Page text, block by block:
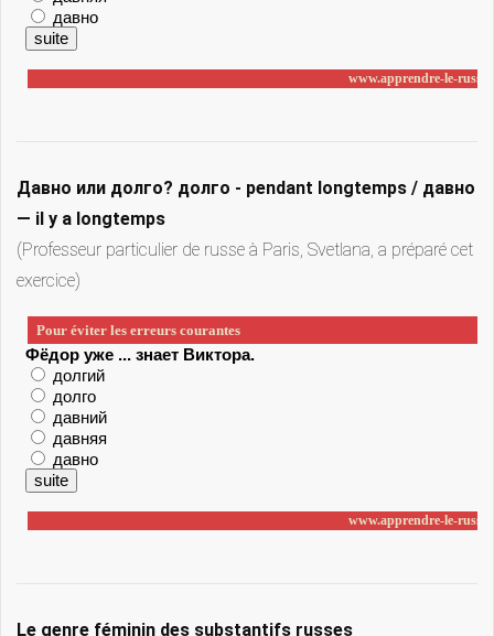
Давно или долго? долго - pendant longtemps / давно
— il y a longtemps
(Professeur particulier de russe à Paris, Svetlana, a préparé cet
exercice)
Le genre féminin des substantifs russes